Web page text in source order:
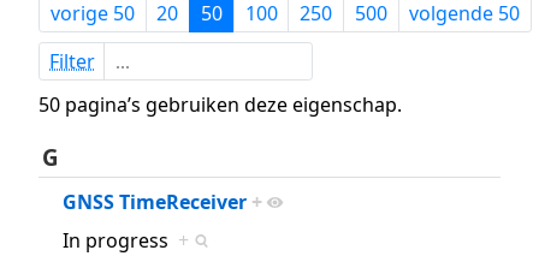
vorige 50 20 50 100 250 500
volgende 50
Filter
50 pagina’s gebruiken deze eigenschap.
G
GNSS TimeReceiver +
In progress +